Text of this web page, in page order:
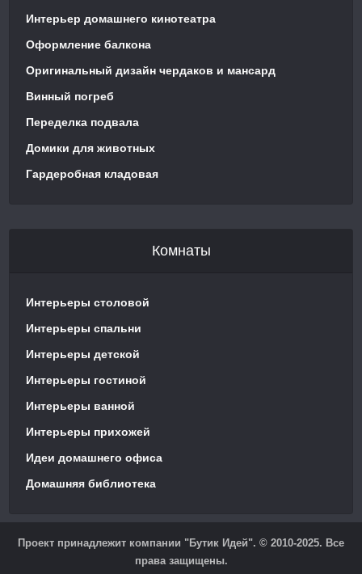
Интерьер домашнего кинотеатра
Оформление балкона
Оригинальный дизайн чердаков и мансард
Винный погреб
Переделка подвала
Домики для животных
Гардеробная кладовая
Комнаты
Интерьеры столовой
Интерьеры спальни
Интерьеры детской
Интерьеры гостиной
Интерьеры ванной
Интерьеры прихожей
Идеи домашнего офиса
Домашняя библиотека
Проект принадлежит компании "Бутик Идей". © 2010-2025. Все
права защищены.